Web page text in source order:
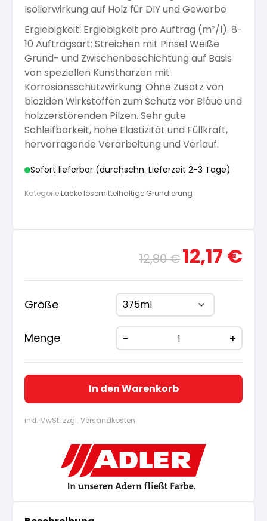
Öle für Außen
Pflege und Reinigung
Versiegelung für Beton
Pflege
Kalkfarben
Anti Schimmelfarbe
Isolierfarben
Latexfarben
Spezialfarben
Silikatfarben
Pflege und Reinigung
Spezialprodukte
Arbeitshandschuhe
Dichtmassen
Farbwalzen
Pinsel und Bürsten
Isolierwirkung auf Holz für DIY und Gewerbe
Ergiebigkeit: Ergiebigkeit pro Auftrag (m²/l): 8-
10 Auftragsart: Streichen mit Pinsel Weiße
Grund- und Zwischenbeschichtung auf Basis
von speziellen Kunstharzen mit
Korrosionsschutzwirkung. Ohne Zusatz von
bioziden Wirkstoffen zum Schutz vor Bläue und
holzzerstörenden Pilzen. Sehr gute
Schleifbarkeit, hohe Elastizität und Füllkraft,
hervorragende Verarbeitung und Verlauf.
Sofort lieferbar (durchschn. Lieferzeit 2-3 Tage)
Kategorie:Lacke lösemittelhältige Grundierung
12,80€
Ursprünglicher
Preis
war:
12,80 €
12,17 €
ist:
Größe
Menge
In den Warenkorb
inkl. MwSt. zzgl. Versandkosten